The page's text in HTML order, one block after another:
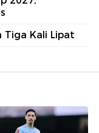
Tiga Kali Lipat